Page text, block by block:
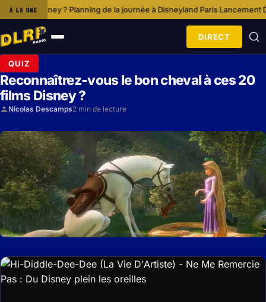
À LA UNE
à Disneyland Paris·Lancement De Disney+ Et Impact Sur Le Marché
Ouvrir
le
DIRECT
QUIZ
Reconnaîtrez-vous le bon cheval à ces 20
films Disney ?
Nicolas Descamps2 min de lecture